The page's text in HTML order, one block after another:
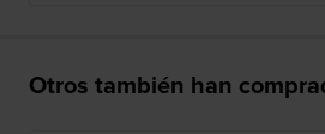
Otros también han